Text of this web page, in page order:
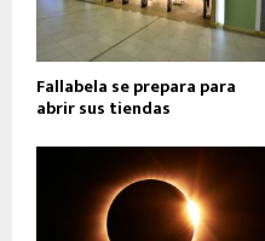
Fallabela se prepara para
abrir sus tiendas